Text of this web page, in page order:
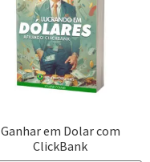
Ganhar em Dolar com
ClickBank